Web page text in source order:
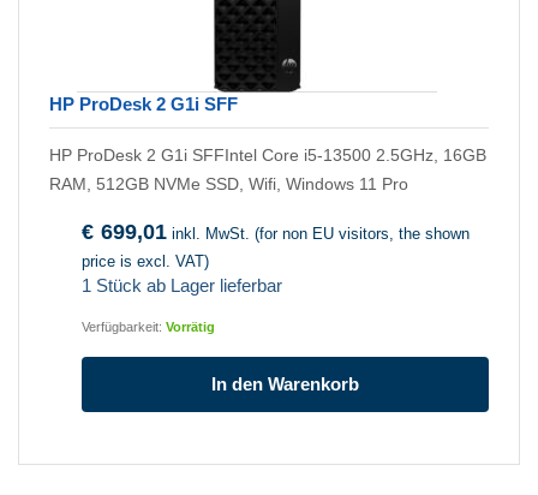
HP ProDesk 2 G1i SFF
HP ProDesk 2 G1i SFFIntel Core i5-13500 2.5GHz, 16GB
RAM, 512GB NVMe SSD, Wifi, Windows 11 Pro
€ 699,01 inkl. MwSt. (for non EU visitors, the shown
price is excl. VAT)
1 Stück ab Lager lieferbar
Verfügbarkeit: Vorrätig
In den Warenkorb